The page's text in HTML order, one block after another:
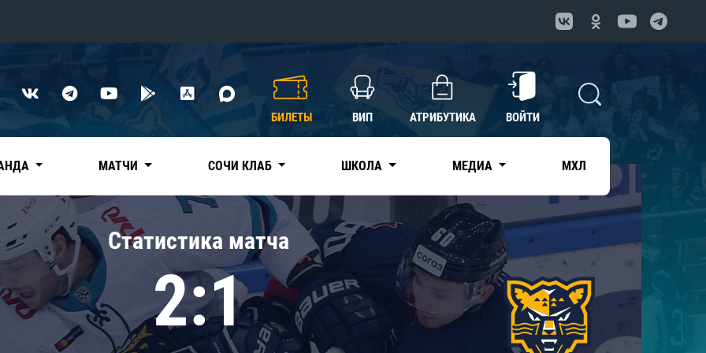
Нефтехимик
Трактор
Дивизион Чернышева
Авангард
Адмирал
КХЛ
БИЛЕТЫ ВИП АТРИБУТИКА ВОЙТИ
МАТЧИ СОЧИ КЛАБ ШКОЛА МЕДИА МХЛ
Статистика матча
2:1